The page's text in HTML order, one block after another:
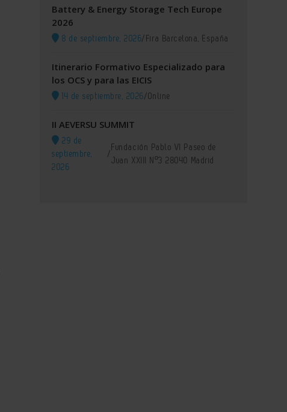
Battery & Energy Storage Tech Europe
2026
8 de septiembre, 2026/Fira Barcelona, España
Itinerario Formativo Especializado para
los OCS y para las EICIS
14 de septiembre, 2026/Online
II AEVERSU SUMMIT
29 de
septiembre,
2026
/
Fundación Pablo VI Paseo de
Juan XXIII Nº3 28040 Madrid